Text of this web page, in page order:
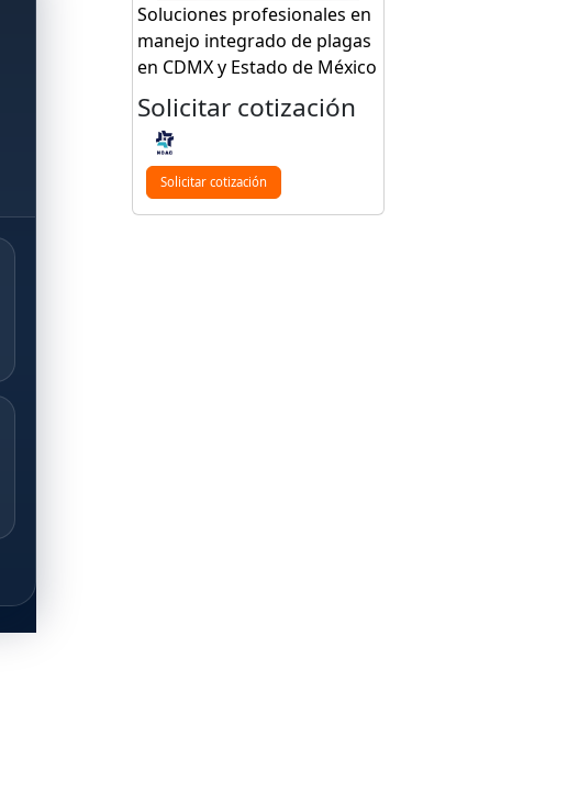
Soluciones profesionales en
manejo integrado de plagas
en CDMX y Estado de México
Solicitar cotización
Solicitar cotización